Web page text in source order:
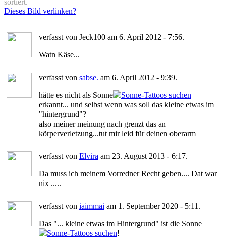
Dieses Bild verlinken?
verfasst von Jeck100 am 6. April 2012 - 7:56.
Watn Käse...
verfasst von sabse. am 6. April 2012 - 9:39.
hätte es nicht als Sonne
erkannt... und selbst wenn was soll das kleine etwas im
"hintergrund"?
also meiner meinung nach grenzt das an
körperverletzung...tut mir leid für deinen oberarm
verfasst von Elvira am 23. August 2013 - 6:17.
Da muss ich meinem Vorredner Recht geben.... Dat war
nix .....
verfasst von iaimmai am 1. September 2020 - 5:11.
Das "... kleine etwas im Hintergrund" ist die Sonne
!